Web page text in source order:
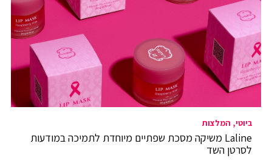
ביוטי המלצות
Laline משיקה מסכת שפתיים מיוחדת לתמיכה במודעות
לסרטן השד